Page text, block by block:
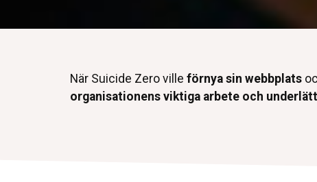
När Suicide Zero ville förnya sin webbplats
organisationens viktiga arbete och